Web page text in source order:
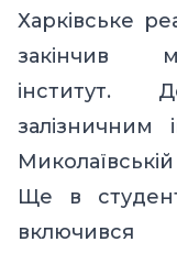
Харківське
закінчив
інститут.
залізничним
Миколаївській
Ще в
включився